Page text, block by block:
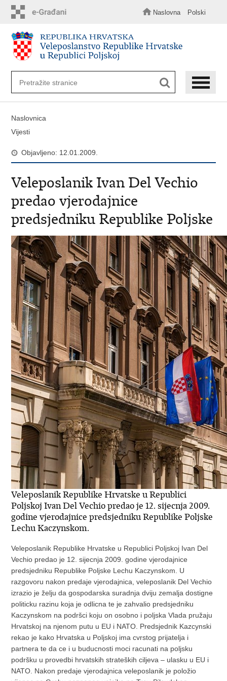
sadržaj
Naslovna Polski
Naslovnica
Vijesti
Objavljeno: 12.01.2009.
Veleposlanik Ivan Del Vechio
predao vjerodajnice
predsjedniku Republike Poljske
Veleposlanik Republike Hrvatske u Republici
Poljskoj Ivan Del Vechio predao je 12. sijecnja 2009.
godine vjerodajnice predsjedniku Republike Poljske
Lechu Kaczynskom.
Veleposlanik Republike Hrvatske u Republici Poljskoj Ivan Del
Vechio predao je 12. sijecnja 2009. godine vjerodajnice
predsjedniku Republike Poljske Lechu Kaczynskom. U
razgovoru nakon predaje vjerodajnica, veleposlanik Del Vechio
izrazio je želju da gospodarska suradnja dviju zemalja dostigne
politicku razinu koja je odlicna te je zahvalio predsjedniku
Kaczynskom na podršci koju on osobno i poljska Vlada pružaju
Hrvatskoj na njenom putu u EU i NATO. Predsjednik Kazcynski
rekao je kako Hrvatska u Poljskoj ima cvrstog prijatelja i
partnera te da ce i u buducnosti moci racunati na poljsku
podršku u provedbi hrvatskih strateških ciljeva – ulasku u EU i
NATO. Nakon predaje vjerodajnica veleposlanik je položio